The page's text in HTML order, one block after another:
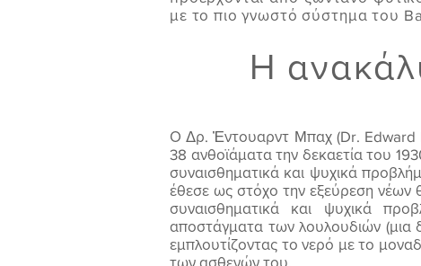
με το πιο γνωστό σύστημα του
Η
Ο Δρ. Ἐντουαρντ Μπαχ (Dr. Edward
38 ανθοϊάματα την δεκαετία του
συναισθηματικά και ψυχικά
έθεσε ως στόχο την εξεύρεση νέων
συναισθηματικά και ψυχικά
αποστάγματα των λουλουδιών (μια
εμπλουτίζοντας το νερό με το
των ασθενών του.